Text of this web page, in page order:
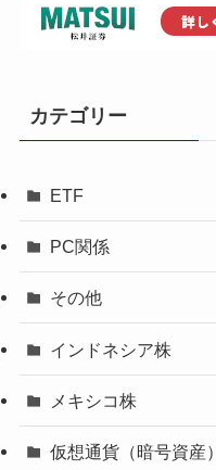
カテゴリー
ETF
PC関係
その他
インドネシア株
メキシコ株
仮想通貨（暗号資産）